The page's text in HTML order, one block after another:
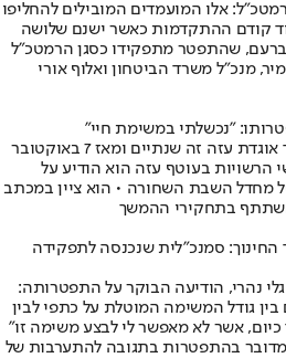
אלו המועמדים המובילים להחליפו
קודם ההתקדמות כאשר ישנם שלושה
ברעם, שהתפטר מתפקידו כסגן הרמטכ"ל
מנכ"ל משרד הביטחון ואלוף אורי
תא"ל אבי רוזנפלד שירת כמפקד אוגדת עזה זה שנתיים ומאז 7 באוקטובר
בעוטף עזה הוא הודיע על
מחדל השבת השחורה • הוא ציין במכתב
בתחקירי ההמשך
סמנכ"לית שנכנסה לתפקידה
נהרי, הודיעה הבוקר על התפטרותה:
בין גודל המשימה המוטלת על כתפי לבין
אשר לא מאפשר לי לבצע משימה זו"
מדובר בהתפטרות בתגובה להתערבות של